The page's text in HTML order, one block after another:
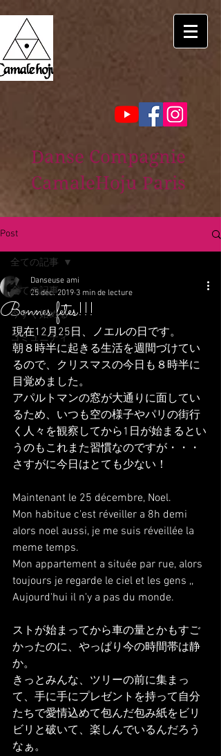
Danse Compagnie
CamaleHoju Paris
Post
全ての記事
今すぐ始める
コミュニティ
全ての記事
Bonnes fetes!!!
Danseuse ami
25 déc. 2019 3 min de lecture
現在12月25日、ノエルの日です。
朝８時半に起きる生活を週間づけてい
るので、クリスマスの今日も８時半に
目覚めました。
アパルトマンの窓が大通りに面してい
るため、いつも空の様子やパリの街行
く人々を観察してから1日が始まるとい
うのもこれまた習慣なのですが・・・
さすがに今日はとても少ない！
Maintenant le 25 décembre, Noel.
Mon habitue c'est réveiller a 8h demi
alors noel aussi, je me suis réveillée la
meme temps.
Mon appartement a située par rue, alors
toujours je regarde le ciel et les gens ,,
Aujourd'hui il n'y a pas du monde.
ストが始まってから車の量とかもすご
かったのに、やっぱり今の時間帯は静
か。
きっとみんな、ツリーの前に集まっ
て、手に手にプレゼントを持って自分
たちで愛情込めて包んだ包み紙をビリ
ビリと破いて、楽しんでいるんだろう
なぁ。